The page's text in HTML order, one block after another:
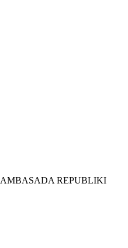
AMBASADA REPUBLIKI